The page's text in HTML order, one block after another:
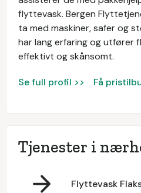
flyttevask. Bergen
ta med maskiner, safer og
har lang erfaring og
effektivt og skånsomt.
Se full profil >> Få
Tjenester i
Flyttevask